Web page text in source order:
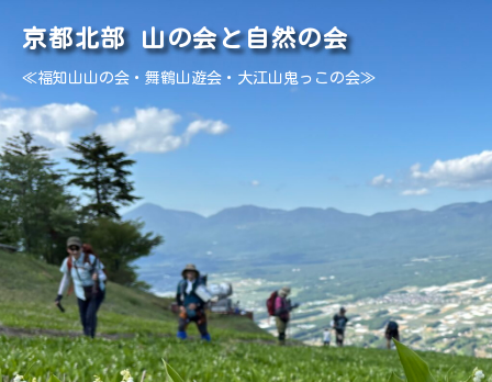
京都北部 山の会と自然の会
≪福知山山の会・舞鶴山遊会・大江山鬼っこの会≫